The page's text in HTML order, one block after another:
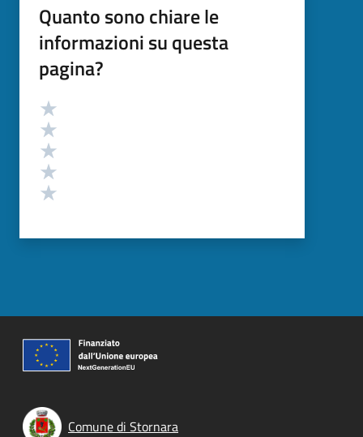
Quanto sono chiare le
informazioni su questa
pagina?
Valutazione
Comune di Stornara